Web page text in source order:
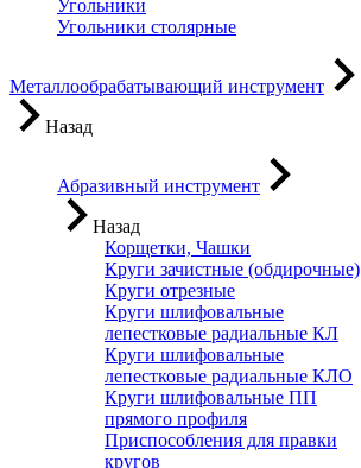
Угольники
Угольники столярные
Металлообрабатывающий инструмент
Назад
Абразивный инструмент
Назад
Корщетки, Чашки
Круги зачистные (обдирочные)
Круги отрезные
Круги шлифовальные
лепестковые радиальные КЛ
Круги шлифовальные
лепестковые радиальные КЛО
Круги шлифовальные ПП
прямого профиля
Приспособления для правки
кругов